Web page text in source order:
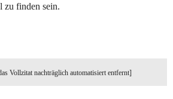
zu finden sein.
Vollzitat nachträglich automatisiert entfernt]